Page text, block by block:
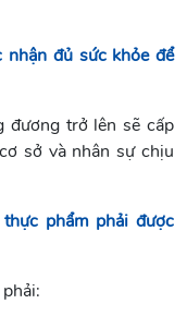
nhận đủ sức khỏe để
đương trở lên sẽ cấp
sở và nhân sự chịu
phẩm phải được